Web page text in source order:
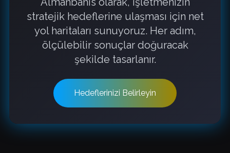
stratejik hedeflerine ulaşması için net
yol haritaları sunuyoruz. Her adım,
ölçülebilir sonuçlar doğuracak
şekilde tasarlanır.
Hedeflerinizi Belirleyin